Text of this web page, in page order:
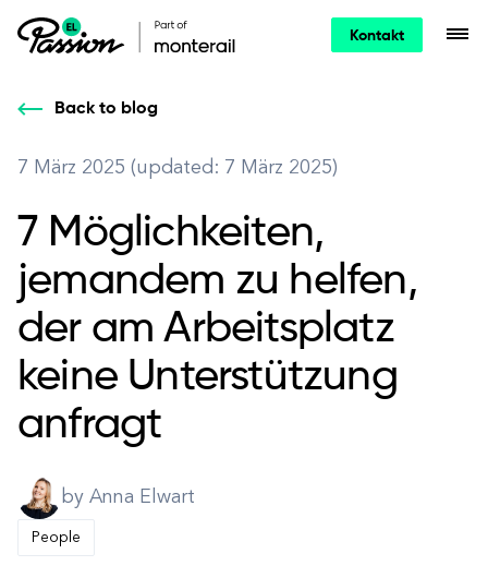
Kontakt
Back to blog
7 März 2025 (updated: 7 März 2025)
7 Möglichkeiten,
jemandem zu helfen,
der am Arbeitsplatz
keine Unterstützung
anfragt
by Anna Elwart
People